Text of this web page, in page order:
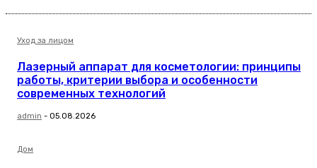
Уход за лицом
Лазерный аппарат для косметологии: принципы
работы, критерии выбора и особенности
современных технологий
admin - 05.08.2026
Дом